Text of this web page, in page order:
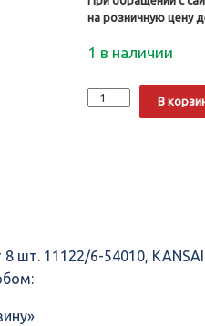
на розничную цену
1 в наличии
Количество
Направляющие
54010,
KANSAI
В
шт. 11122/6-54010,